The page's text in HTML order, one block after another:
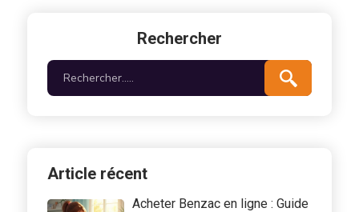
Rechercher
Article récent
Acheter Benzac en ligne : Guide